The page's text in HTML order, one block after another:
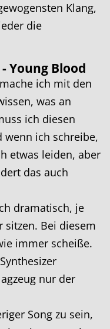
Klang,
die
Young Blood
ich mit den
was an
ich diesen
wenn ich schreibe,
etwas leiden, aber
das auch
dramatisch, je
sitzen. Bei diesem
immer scheiße.
nur der
Song zu sein,